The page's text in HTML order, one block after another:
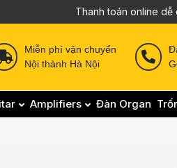
Thanh toán online dễ
Miễn phí vận chuyển
Nội thành Hà Nội
Amplifiers Đàn Organ